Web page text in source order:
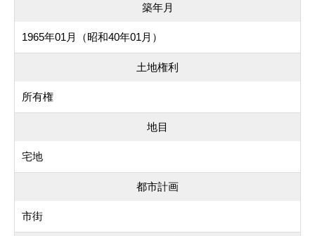
築年月
1965年01月（昭和40年01月）
土地権利
所有権
地目
宅地
都市計画
市街